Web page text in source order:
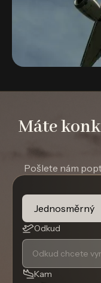
Máte
Pošlete nám
Jednosměrný
Odkud
Kam